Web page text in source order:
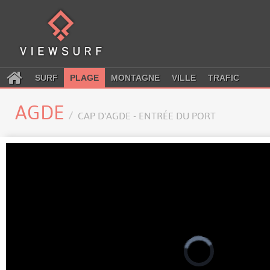
SURF PLAGE MONTAGNE VILLE TRAFIC
AGDE CAP D'AGDE - ENTRÉE DU PORT